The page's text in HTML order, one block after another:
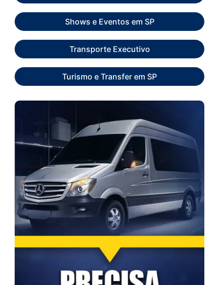
Shows e Eventos em SP
Transporte Executivo
Turismo e Transfer em SP